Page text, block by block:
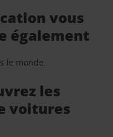
vous
également
le monde.
les
voitures